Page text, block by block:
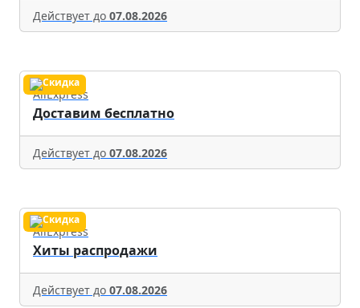
Действует до 07.08.2026
AliExpress
Доставим бесплатно
Действует до 07.08.2026
AliExpress
Хиты распродажи
Действует до 07.08.2026